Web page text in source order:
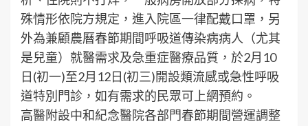
殊情形依院方規定，進入院區一律配戴口罩，另
外為兼顧農曆春節期間呼吸道傳染病病人（尤其
是兒童）就醫需求及急重症醫療品質，於2月10
日(初一)至2月12日(初三)開設類流感或急性呼吸
道特別門診，如有需求的民眾可上網預約。
高醫附設中和紀念醫院各部門春節期間營運調整